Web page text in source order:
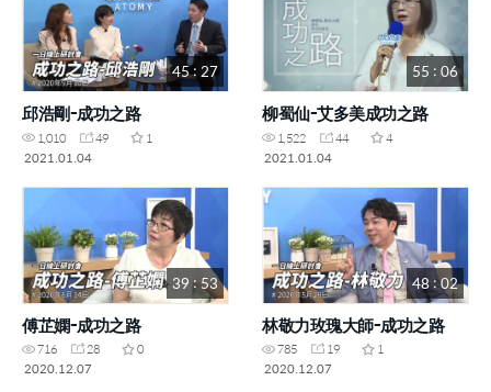
45 : 27
邱浩剛-成功之路
1,010 49
1
2021.01.04
55 : 06
柳蜀仙-艾多美成功之路
1,522 44
4
2021.01.04
39 : 53
傅芷嫻-成功之路
716 28
0
2020.12.07
48 : 02
林敬力玫瑰大師-成功之路
785 19
1
2020.12.07